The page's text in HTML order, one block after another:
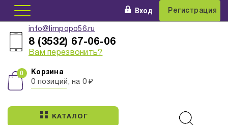
Вход Регистрация
info@limpopo56.ru
8 (3532) 67-06-06
Вам перезвонить?
Корзина
0 позиций, на 0 ₽
КАТАЛОГ